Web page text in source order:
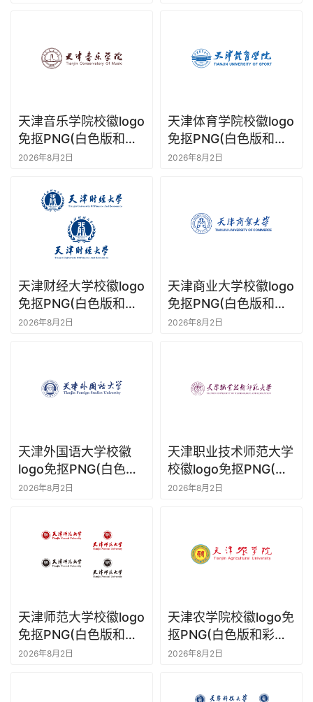
天津音乐学院校徽logo
免抠PNG(白色版和彩
色版)ai,SVG矢量素材
2026年8月2日
天津体育学院校徽logo
免抠PNG(白色版和彩
色版)ai,SVG矢量素材
2026年8月2日
天津财经大学校徽logo
免抠PNG(白色版和彩
色版)ai,SVG矢量素材
2026年8月2日
天津商业大学校徽logo
免抠PNG(白色版和彩
色版)ai,SVG矢量素材
2026年8月2日
天津外国语大学校徽
logo免抠PNG(白色版
和彩色版)ai,SVG矢量
2026年8月2日
天津职业技术师范大学
校徽logo免抠PNG(白
色版和彩色版)ai,SVG
2026年8月2日
天津师范大学校徽logo
免抠PNG(白色版和彩
色版)ai,SVG矢量素材
2026年8月2日
天津农学院校徽logo免
抠PNG(白色版和彩色
版)ai,SVG矢量素材
2026年8月2日